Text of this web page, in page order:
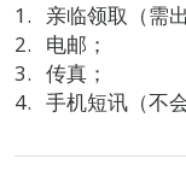
亲临领取（需
电邮；
传真；
手机短讯（不